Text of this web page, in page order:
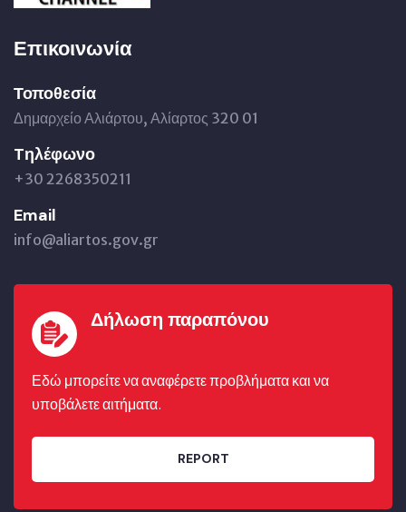
Επικοινωνία
Τοποθεσία
Δημαρχείο Αλιάρτου, Αλίαρτος 320 01
Tηλέφωνο
+30 2268350211
Email
info@aliartos.gov.gr
Δήλωση παραπόνου
Εδώ μπορείτε να αναφέρετε προβλήματα και να
υποβάλετε αιτήματα.
REPORT